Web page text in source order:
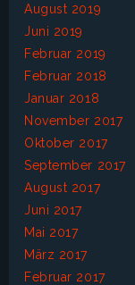
August 2019
Juni 2019
Februar 2019
Februar 2018
Januar 2018
November 2017
Oktober 2017
September 2017
August 2017
Juni 2017
Mai 2017
März 2017
Februar 2017